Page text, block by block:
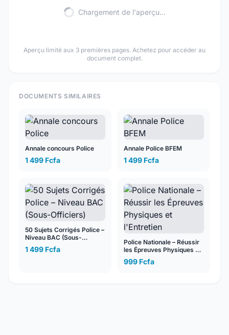
Chargement de l'aperçu...
Aperçu limité aux 3 premières pages. Achetez pour accéder au
document complet.
DOCUMENTS SIMILAIRES
Annale concours Police
1 499 Fcfa
Annale Police BFEM
1 499 Fcfa
50 Sujets Corrigés Police –
Niveau BAC (Sous-
Officiers)
1 499 Fcfa
Police Nationale – Réussir
les Épreuves Physiques et
l'Entretien
999 Fcfa